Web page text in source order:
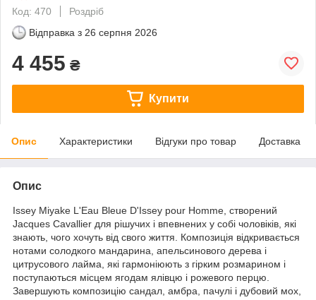
Код: 470
Роздріб
Відправка з 26 серпня 2026
4 455 ₴
Купити
Опис Характеристики Відгуки про товар Доставка
Опис
Issey Miyake L'Eau Bleue D'Issey pour Homme, створений
Jacques Cavallier для рішучих і впевнених у собі чоловіків, які
знають, чого хочуть від свого життя. Композиція відкривається
нотами солодкого мандарина, апельсинового дерева і
цитрусового лайма, які гармоніюють з гірким розмарином і
поступаються місцем ягодам ялівцю і рожевого перцю.
Завершують композицію сандал, амбра, пачулі і дубовий мох,